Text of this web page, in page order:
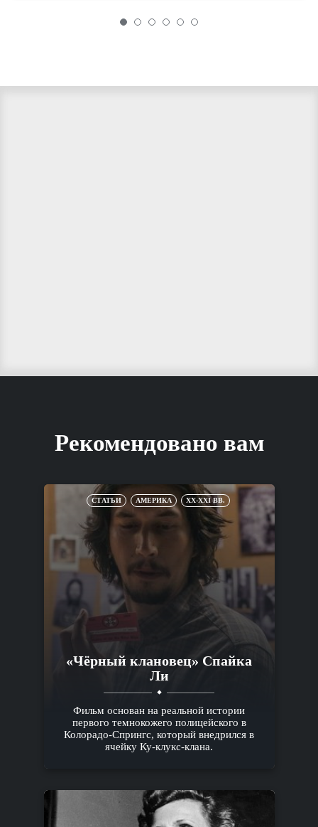
Рекомендовано вам
СТАТЬИ АМЕРИКА XX-XXI ВВ.
«Чёрный клановец» Спайка
Ли
Фильм основан на реальной истории
первого темнокожего полицейского в
Колорадо-Спрингс, который внедрился в
ячейку Ку-клукс-клана.